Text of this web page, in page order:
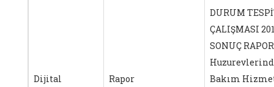
Dijital Rapor
DURUM
ÇALIŞMASI
SONUÇ
Bakım